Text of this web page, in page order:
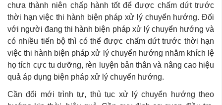
chưa thành niên chấp hành tốt để được chấm dứt trước
thời hạn việc thi hành biện pháp xử lý chuyển hướng. Đối
với người đang thi hành biện pháp xử lý chuyển hướng và
có nhiều tiến bộ thì có thể được chấm dứt trước thời hạn
việc thi hành biện pháp xử lý chuyển hướng nhằm khích lệ
họ tích cực tu dưỡng, rèn luyện bản thân và nâng cao hiệu
quả áp dụng biện pháp xử lý chuyển hướng.
Cần đổi mới trình tự, thủ tục xử lý chuyển hướng theo